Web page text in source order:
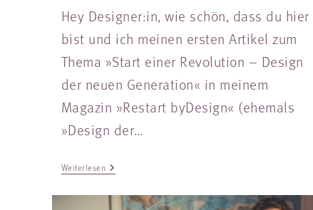
Hey Designer:in, wie schön, dass du hier
bist und ich meinen ersten Artikel zum
Thema »Start einer Revolution – Design
der neuen Generation« in meinem
Magazin »Restart byDesign« (ehemals
»Design der…
Weiterlesen